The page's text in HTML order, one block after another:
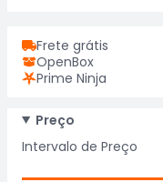
Frete grátis
OpenBox
Prime Ninja
Preço
Intervalo de Preço